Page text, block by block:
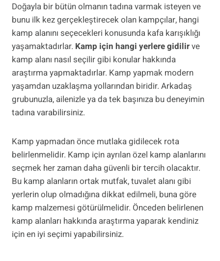
Doğayla bir bütün olmanın tadına varmak isteyen ve
bunu ilk kez gerçekleştirecek olan kampçılar, hangi
kamp alanını seçecekleri konusunda kafa karışıklığı
yaşamaktadırlar. Kamp için hangi yerlere gidilirve
kamp alanı nasıl seçilir gibi konular hakkında
araştırma yapmaktadırlar. Kamp yapmak modern
yaşamdan uzaklaşma yollarından biridir. Arkadaş
grubunuzla, ailenizle ya da tek başınıza bu deneyimin
tadına varabilirsiniz.
Kamp yapmadan önce mutlaka gidilecek rota
belirlenmelidir. Kamp için ayrılan özel kamp alanlarını
seçmek her zaman daha güvenli bir tercih olacaktır.
Bu kamp alanların ortak mutfak, tuvalet alanı gibi
yerlerin olup olmadığına dikkat edilmeli, buna göre
kamp malzemesi götürülmelidir. Önceden belirlenen
kamp alanları hakkında araştırma yaparak kendiniz
için en iyi seçimi yapabilirsiniz.